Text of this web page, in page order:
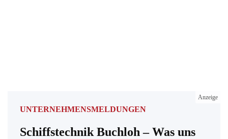
Anzeige
UNTERNEHMENSMELDUNGEN
Schiffstechnik Buchloh – Was uns